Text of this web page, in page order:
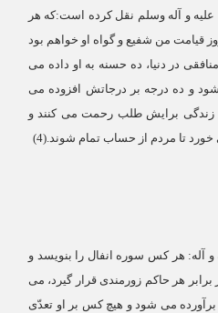
و آله وسلم نقل کرده است:که هر
قیامت من شفیع و گواه او خواهم بود
در دنیا، ده حسنه به او داده می
و ده درجه بر درجاتش افزوده می
برایش طلب رحمت می کنند و
تا مردم از حساب تمام شوند.(4 )
آله: هر کس سوره انفال را بنویسد و
هر حاکم زورمندی قرار گیرد، می
می شود و هیچ کس بر او تعدّی